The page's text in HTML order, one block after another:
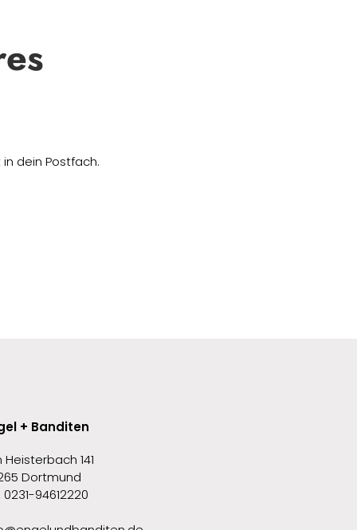
dein Postfach.
+ Banditen
Heisterbach 141
Dortmund
0231-94612220